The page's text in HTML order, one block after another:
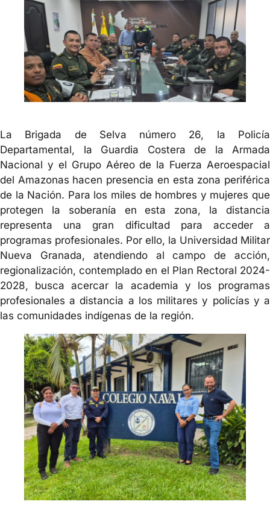
La Brigada de Selva número 26, la Policía
Departamental, la Guardia Costera de la Armada
Nacional y el Grupo Aéreo de la Fuerza Aeroespacial
del Amazonas hacen presencia en esta zona periférica
de la Nación. Para los miles de hombres y mujeres que
protegen la soberanía en esta zona, la distancia
representa una gran dificultad para acceder a
programas profesionales. Por ello, la Universidad Militar
Nueva Granada, atendiendo al campo de acción,
regionalización, contemplado en el Plan Rectoral 2024-
2028, busca acercar la academia y los programas
profesionales a distancia a los militares y policías y a
las comunidades indígenas de la región.